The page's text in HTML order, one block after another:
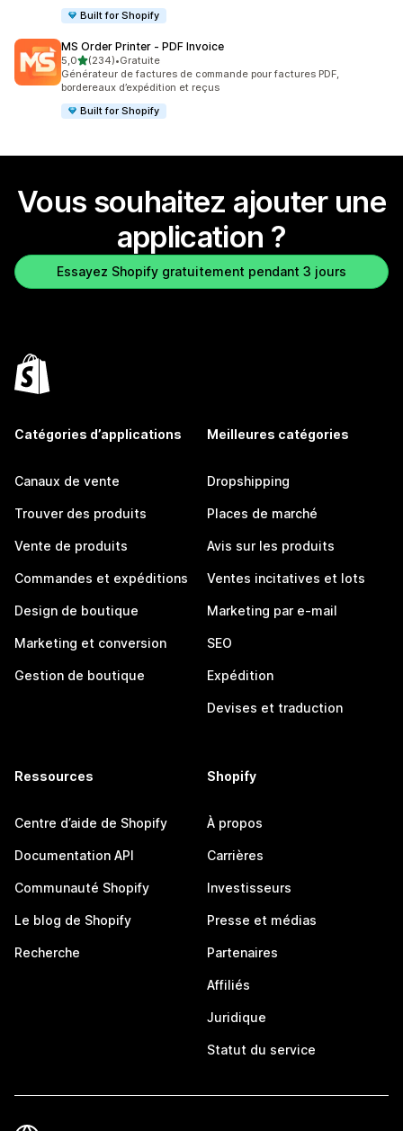
Built for Shopify
MS Order Printer ‑ PDF Invoice
5,0étoile(s) sur 5
(234)
234 avis au total
•Gratuite
Générateur de factures de commande pour factures PDF,
bordereaux d’expédition et reçus
Built for Shopify
Vous souhaitez ajouter une
application ?
Essayez Shopify gratuitement pendant 3 jours
Catégories d’applications
Canaux de vente
Trouver des produits
Vente de produits
Commandes et expéditions
Design de boutique
Marketing et conversion
Gestion de boutique
Meilleures catégories
Dropshipping
Places de marché
Avis sur les produits
Ventes incitatives et lots
Marketing par e-mail
SEO
Expédition
Devises et traduction
Ressources
Centre d’aide de Shopify
Documentation API
Communauté Shopify
Le blog de Shopify
Recherche
Shopify
À propos
Carrières
Investisseurs
Presse et médias
Partenaires
Affiliés
Juridique
Statut du service